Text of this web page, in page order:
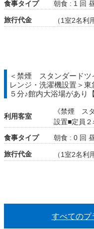
食事タイプ
朝食 : 1 回
旅行代金 （1室2名利
＜禁煙 スタンダード
レンジ・洗濯機設置＞
５分♪館内大浴場があり
利用客室
《禁煙 ス
設置■定員２
食事タイプ
朝食 : 0 回
旅行代金 （1室2名利
すべてのプ